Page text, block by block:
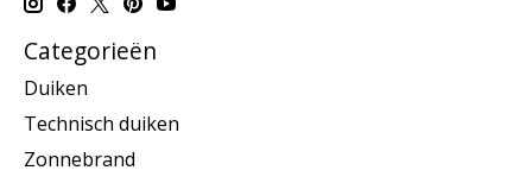
Categorieën
Duiken
Technisch duiken
Zonnebrand